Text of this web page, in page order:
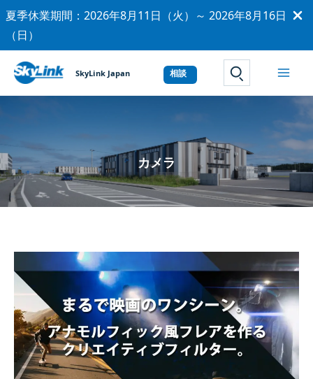
夏季休業期間：2026年8月11日（火）～ 2026年8月16日
（日）
内
を
ッ
SkyLink Japan サイト内検索
カメラ
映画の​
ワンシーン。​
アナモルフィック​
風フレアを​
作る​